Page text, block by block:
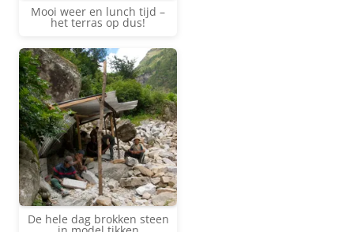
Mooi weer en lunch tijd –
het terras op dus!
De hele dag brokken steen